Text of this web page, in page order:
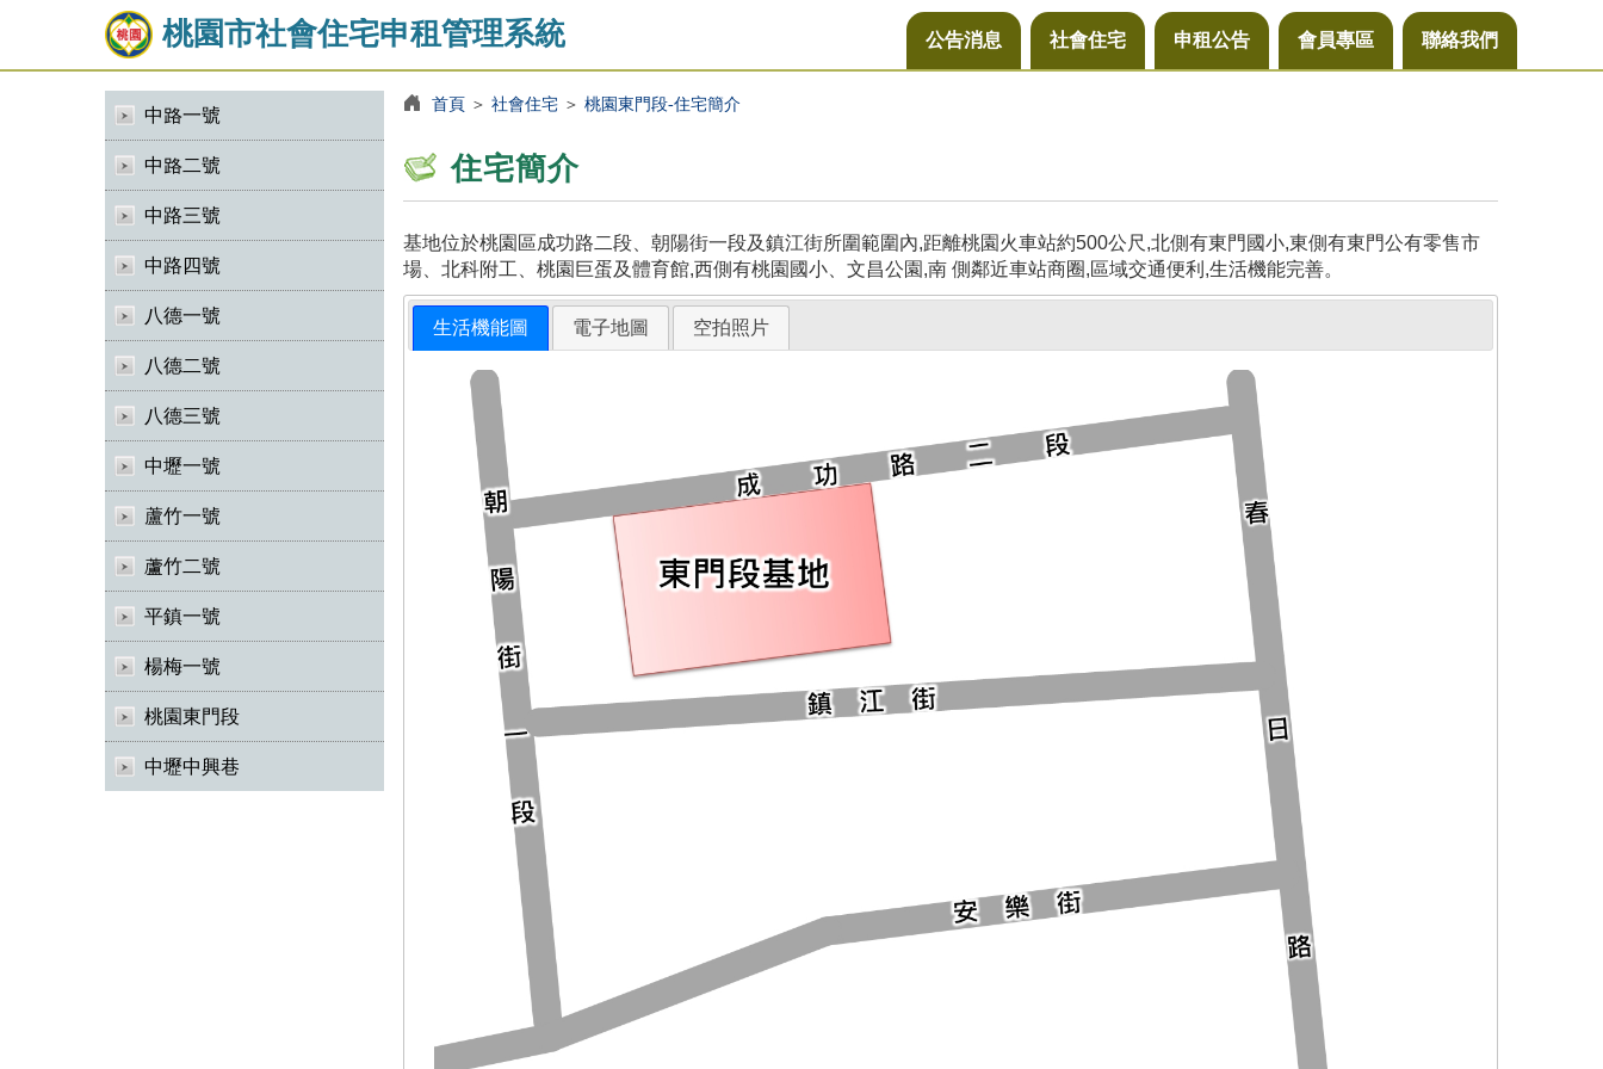
桃園市社會住宅申租管理系統 公告消息 社會住宅 申租公告 會員專區 聯絡我們
中路一號
中路二號
中路三號
中路四號
八德一號
八德二號
八德三號
中壢一號
蘆竹一號
蘆竹二號
平鎮一號
楊梅一號
桃園東門段
中壢中興巷
首頁＞ 社會住宅＞ 桃園東門段-住宅簡介
住宅簡介
基地位於桃園區成功路二段、朝陽街一段及鎮江街所圍範圍內,距離桃園火車站約500公尺,北側有東門國小,東側有東門公有零售市
場、北科附工、桃園巨蛋及體育館,西側有桃園國小、文昌公園,南 側鄰近車站商圈,區域交通便利,生活機能完善。
生活機能圖 電子地圖 空拍照片